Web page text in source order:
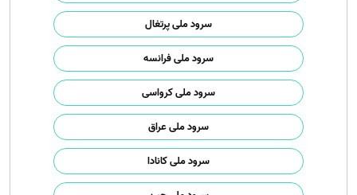
سرود ملی پرتغال
سرود ملی فرانسه
سرود ملی کرواسی
سرود ملی عراق
سرود ملی کانادا